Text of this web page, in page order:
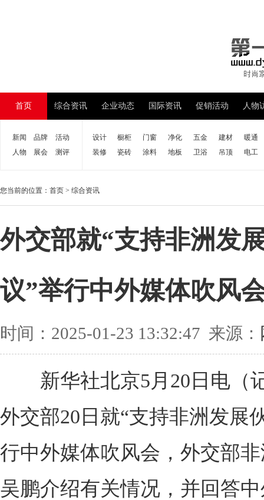
首页 综合资讯 企业动态 国际资讯 促销活动 人物
新闻 品牌
活动
人物
展会 测评
设计 橱柜 门窗 净化 五金 建材
暖通
装修
瓷砖 涂料 地板 卫浴 吊顶 电工
您当前的位置： 首页 > 综合资讯
外交部就“支持非洲发
议”举行中外媒体吹风
时间：2025-01-23 13:32:47 来源：
新华社北京5月20日电（
外交部20日就“支持非洲发展
行中外媒体吹风会，外交部
吴鹏介绍有关情况，并回答